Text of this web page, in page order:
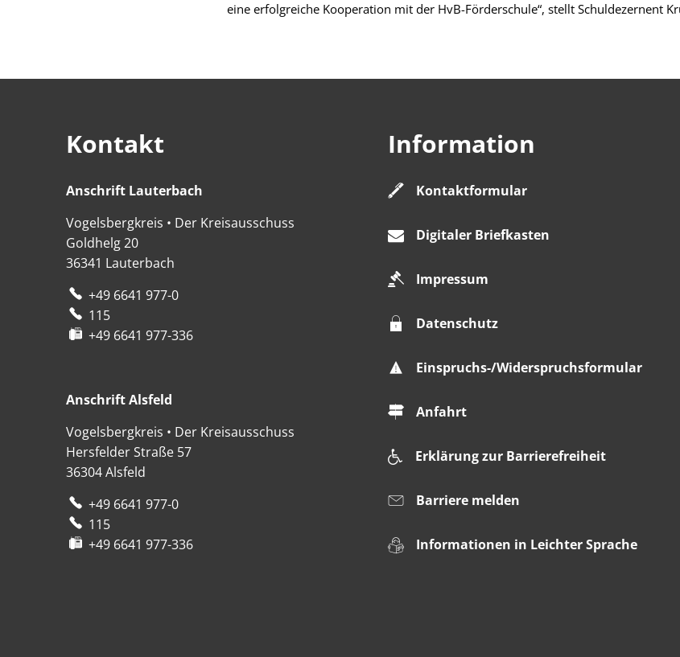
eine erfolgreiche Kooperation mit der HvB-Förderschule“, stellt Schuldezernent
Kontakt
Anschrift Lauterbach
Vogelsbergkreis • Der Kreisausschuss
Goldhelg 20
36341 Lauterbach
+49 6641 977-0
115
+49 6641 977-336
Anschrift Alsfeld
Vogelsbergkreis • Der Kreisausschuss
Hersfelder Straße 57
36304Alsfeld
+49 6641 977-0
115
+49 6641 977-336
Information
Kontaktformular
Digitaler Briefkasten
Impressum
Datenschutz
Einspruchs-/Widerspruchsformular
Anfahrt
Erklärung zur Barrierefreiheit
Barriere melden
Informationen in Leichter Sprache